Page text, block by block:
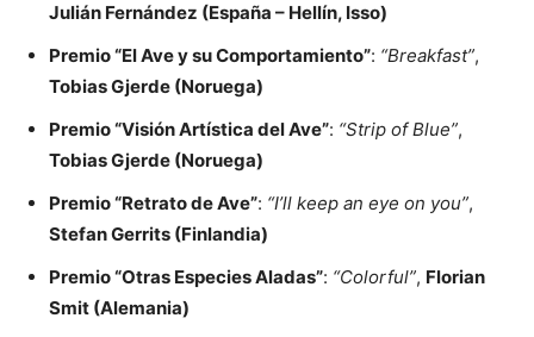
Julián Fernández (España – Hellín, Isso)
Premio “El Ave y su Comportamiento”: “Breakfast”,
Tobias Gjerde (Noruega)
Premio “Visión Artística del Ave”: “Strip of Blue”,
Tobias Gjerde (Noruega)
Premio “Retrato de Ave”: “I’ll keep an eye on you”,
Stefan Gerrits (Finlandia)
Premio “Otras Especies Aladas”: “Colorful”, Florian
Smit (Alemania)